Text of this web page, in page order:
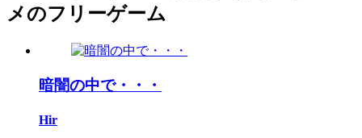
メのフリーゲーム
暗闇の中で・・・
Hir